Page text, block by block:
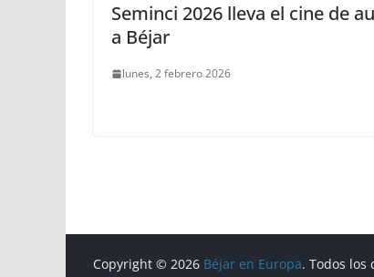
Seminci 2026 lleva el cine de
a Béjar
lunes, 2 febrero 2026
Copyright © 2026 Béjar en Europa. Todos los